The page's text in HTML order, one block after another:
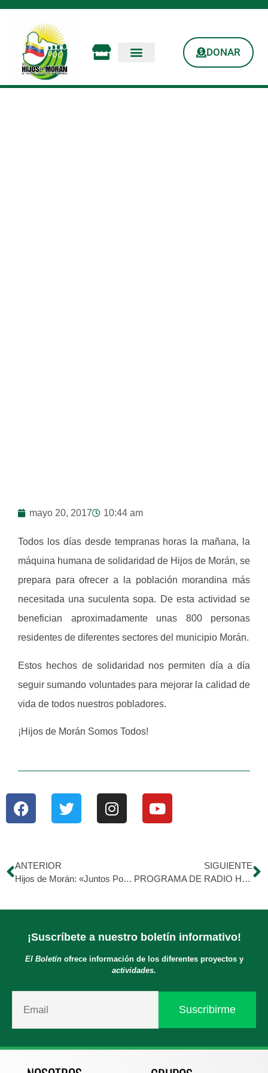
DONAR
mayo 20, 2017 10:44 am
Todos los días desde tempranas horas la mañana, la
máquina humana de solidaridad de Hijos de Morán, se
prepara para ofrecer a la población morandina más
necesitada una suculenta sopa. De esta actividad se
benefician aproximadamente unas 800 personas
residentes de diferentes sectores del municipio Morán.
Estos hechos de solidaridad nos permiten día a día
seguir sumando voluntades para mejorar la calidad de
vida de todos nuestros pobladores.
¡Hijos de Morán Somos Todos!
ANTERIOR
Hijos de Morán: «Juntos Podemos»
SIGUIENTE
PROGRAMA DE RADIO HDM 2: Sabado 25/03/2017
¡Suscríbete a nuestro boletín informativo!
El Boletínofrece información de los diferentes proyectos y
actividades.